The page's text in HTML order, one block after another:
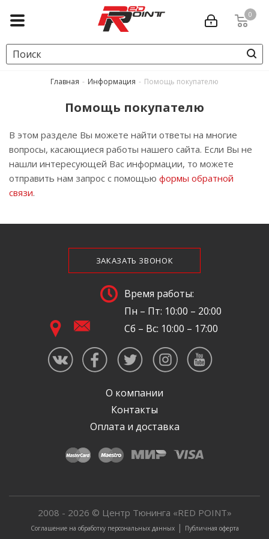
0
Главная - Информация - Помощь покупателю
Помощь покупателю
В этом разделе Вы можете найти ответы на многие
вопросы, касающиеся работы нашего сайта. Если Вы не
нашли интересующей Вас информации, то можете
отправить нам запрос с помощью формы обратной
связи.
ЗАКАЗАТЬ ЗВОНОК
Время работы:
Пн – Пт: 10:00 – 20:00
Сб – Вс: 10:00 – 17:00
О компании
Контакты
Оплата и доставка
2008 - 2026 © Центр Тюнинга «RED POINT»
Соглашение на обработку персональных данных| Публичная оферта